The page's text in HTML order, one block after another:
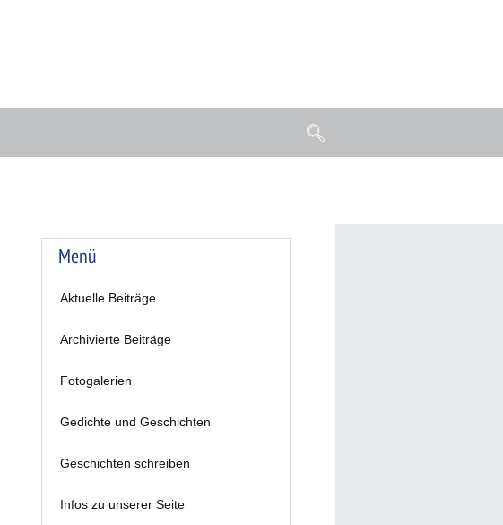
Menü
Aktuelle Beiträge
Archivierte Beiträge
Fotogalerien
Gedichte und Geschichten
Geschichten schreiben
Infos zu unserer Seite